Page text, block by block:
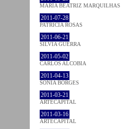
MARIA BEATRIZ MARQUILHAS
2011-07-28
PATRÍCIA ROSAS
2011-06-21
SÍLVIA GUERRA
2011-05-02
CARLOS ALCOBIA
2011-04-13
SÓNIA BORGES
2011-03-21
ARTECAPITAL
2011-03-16
ARTECAPITAL